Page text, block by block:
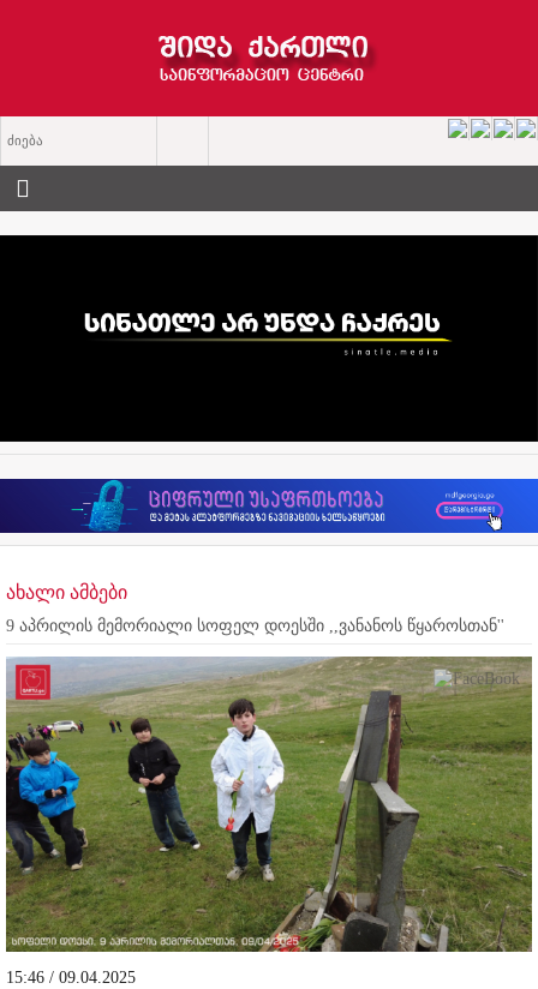
ახალი ამბები
9 აპრილის მემორიალი სოფელ დოესში ,,ვანანოს წყაროსთან''
15:46 / 09.04.2025